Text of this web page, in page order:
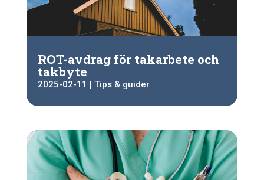
ROT-avdrag för takarbete och
takbyte
2025-02-11 | Tips & guider